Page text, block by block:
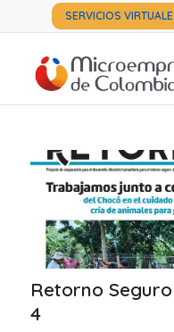
SERVICIOS
Retorno
4